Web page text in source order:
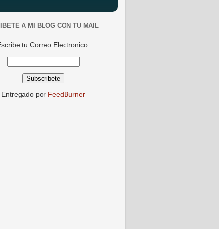
A MI BLOG CON TU MAIL
tu Correo Electronico:
Entregado por FeedBurner